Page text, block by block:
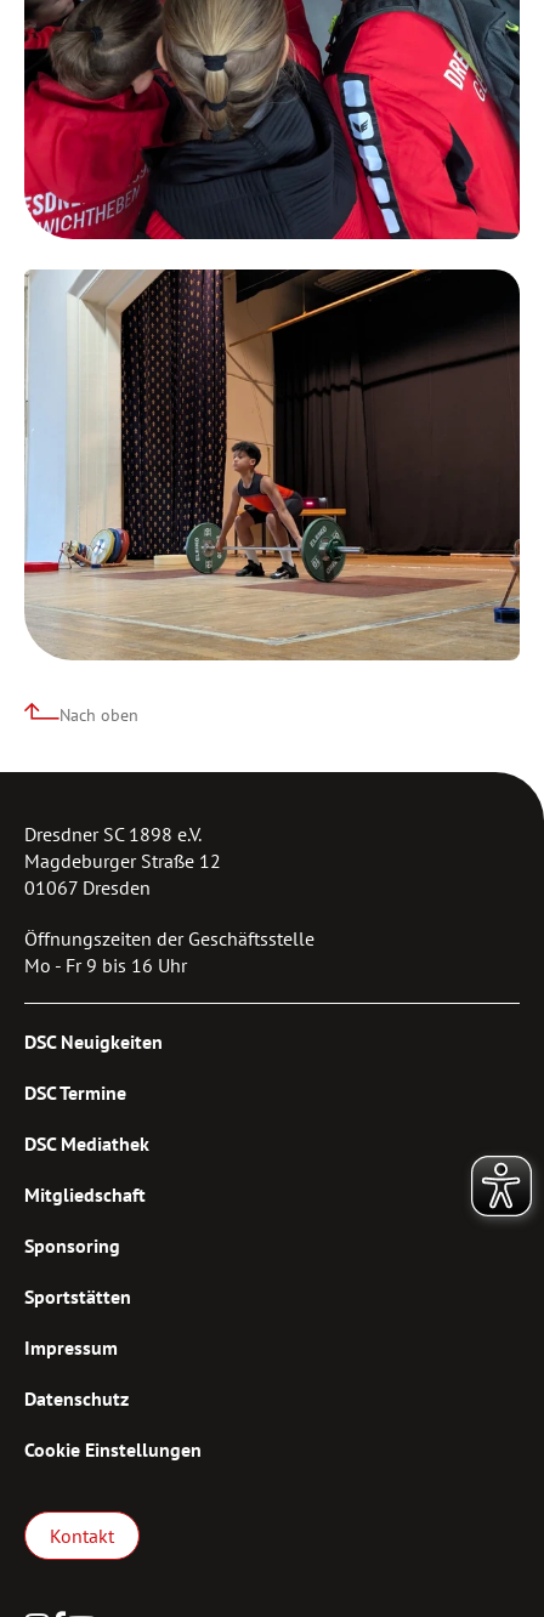
Nach oben
Dresdner SC 1898 e.V.
Magdeburger Straße 12
01067 Dresden
Öffnungszeiten der Geschäftsstelle
Mo - Fr 9 bis 16 Uhr
DSC Neuigkeiten
DSC Termine
DSC Mediathek
Mitgliedschaft
Sponsoring
Sportstätten
Impressum
Datenschutz
Cookie Einstellungen
Kontakt